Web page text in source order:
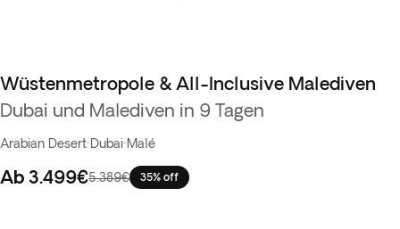
Wüstenmetropole & All-Inclusive Malediven
Dubai und Malediven in 9 Tagen
Arabian Desert·Dubai·Malé
Ab 3.499€5.389€ 35% off